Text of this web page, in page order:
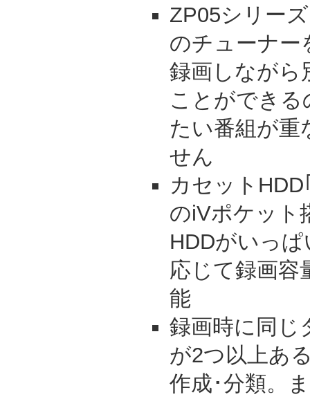
ZP05シリー
のチューナー
録画しながら
ことができる
たい番組が重
せん
カセット
のiVポケット
HDDがいっ
応じて録画容
能
録画時に同じ
が2つ以上あ
作成･分類。